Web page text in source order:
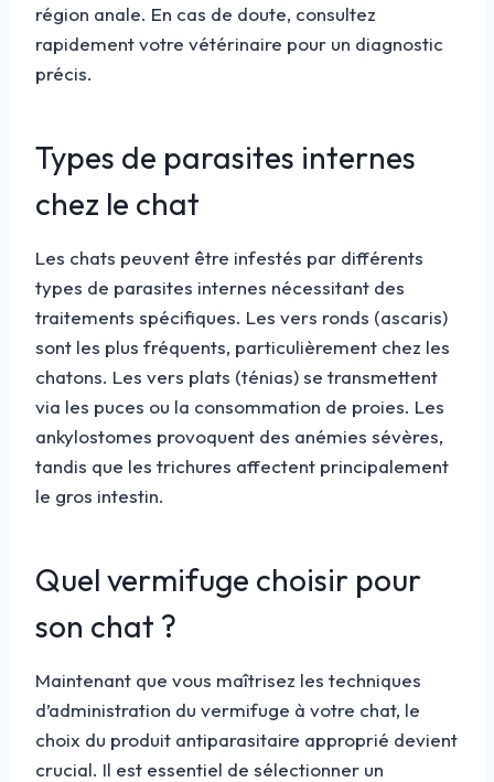
région anale. En cas de doute, consultez
rapidement votre vétérinaire pour un diagnostic
précis.
Types de parasites internes
chez le chat
Les chats peuvent être infestés par différents
types de parasites internes nécessitant des
traitements spécifiques. Les vers ronds (ascaris)
sont les plus fréquents, particulièrement chez les
chatons. Les vers plats (ténias) se transmettent
via les puces ou la consommation de proies. Les
ankylostomes provoquent des anémies sévères,
tandis que les trichures affectent principalement
le gros intestin.
Quel vermifuge choisir pour
son chat ?
Maintenant que vous maîtrisez les techniques
d’administration du vermifuge à votre chat, le
choix du produit antiparasitaire approprié devient
crucial. Il est essentiel de sélectionner un